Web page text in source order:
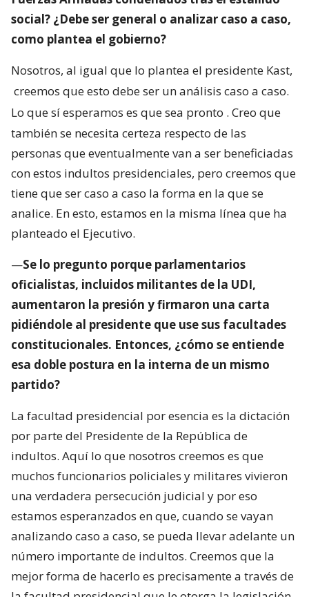
social? ¿Debe ser general o analizar caso a caso,
como plantea el gobierno?
Nosotros, al igual que lo plantea el presidente Kast,
creemos que esto debe ser un análisis caso a caso.
Lo que sí esperamos es que sea pronto . Creo que
también se necesita certeza respecto de las
personas que eventualmente van a ser beneficiadas
con estos indultos presidenciales, pero creemos que
tiene que ser caso a caso la forma en la que se
analice. En esto, estamos en la misma línea que ha
planteado el Ejecutivo.
—Se lo pregunto porque parlamentarios
oficialistas, incluidos militantes de la UDI,
aumentaron la presión y firmaron una carta
pidiéndole al presidente que use sus facultades
constitucionales. Entonces, ¿cómo se entiende
esa doble postura en la interna de un mismo
partido?
La facultad presidencial por esencia es la dictación
por parte del Presidente de la República de
indultos. Aquí lo que nosotros creemos es que
muchos funcionarios policiales y militares vivieron
una verdadera persecución judicial y por eso
estamos esperanzados en que, cuando se vayan
analizando caso a caso, se pueda llevar adelante un
número importante de indultos. Creemos que la
mejor forma de hacerlo es precisamente a través de